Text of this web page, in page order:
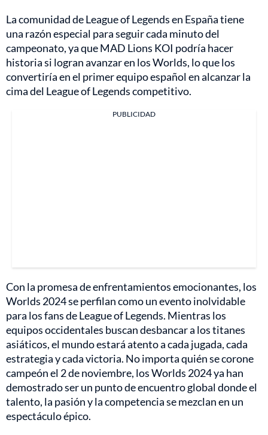
La comunidad de League of Legends en España tiene
una razón especial para seguir cada minuto del
campeonato, ya que MAD Lions KOI podría hacer
historia si logran avanzar en los Worlds, lo que los
convertiría en el primer equipo español en alcanzar la
cima del League of Legends competitivo.
PUBLICIDAD
Con la promesa de enfrentamientos emocionantes, los
Worlds 2024 se perfilan como un evento inolvidable
para los fans de League of Legends. Mientras los
equipos occidentales buscan desbancar a los titanes
asiáticos, el mundo estará atento a cada jugada, cada
estrategia y cada victoria. No importa quién se corone
campeón el 2 de noviembre, los Worlds 2024 ya han
demostrado ser un punto de encuentro global donde el
talento, la pasión y la competencia se mezclan en un
espectáculo épico.